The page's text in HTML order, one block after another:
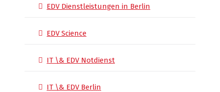
EDV Dienstleistungen in Berlin
EDV Science
IT \& EDV Notdienst
IT \& EDV Berlin